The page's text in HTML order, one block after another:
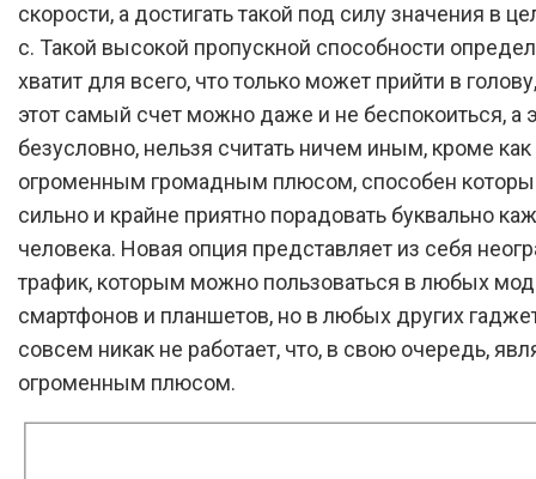
скорости, а достигать такой под силу значения в
с. Такой высокой пропускной способности
хватит для всего, что только может прийти в
этот самый счет можно даже и не беспокоиться, а
безусловно, нельзя считать ничем иным, кроме как
огроменным громадным плюсом, способен
сильно и крайне приятно порадовать буквально
человека. Новая опция представляет из себя
трафик, которым можно пользоваться в любых
смартфонов и планшетов, но в любых других
совсем никак не работает, что, в свою очередь,
огроменным плюсом.